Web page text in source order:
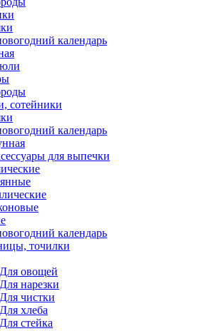
календарь
сотейники
календарь
для выпечки
календарь
точилки
Для овощей
Для нарезки
Для чистки
Для хлеба
Для стейка